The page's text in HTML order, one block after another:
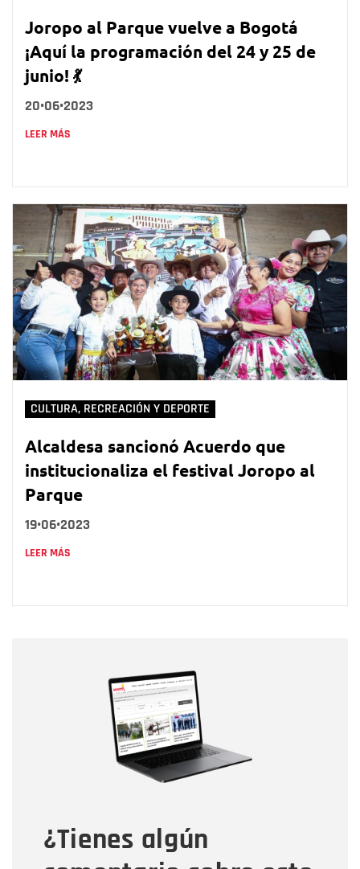
Joropo al Parque vuelve a Bogotá
¡Aquí la programación del 24 y 25 de
junio! 💃
20•06•2023
LEER MÁS
CULTURA, RECREACIÓN Y DEPORTE
Alcaldesa sancionó Acuerdo que
institucionaliza el festival Joropo al
Parque
19•06•2023
LEER MÁS
¿Tienes algún
Correo electrónico
Tipo de comentario
Mensaje